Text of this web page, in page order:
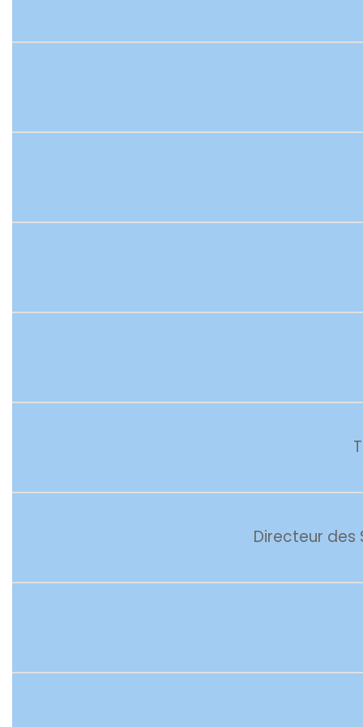
Directeur des